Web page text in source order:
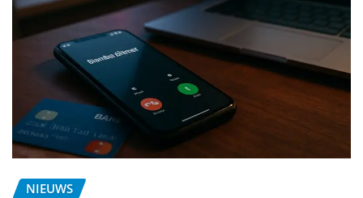
NIEUWS